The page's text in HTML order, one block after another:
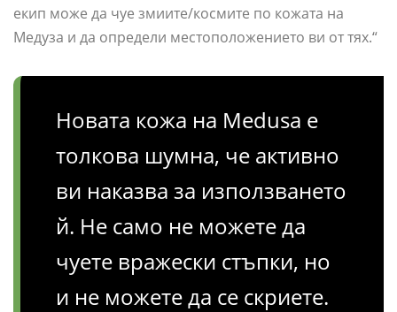
екип може да чуе змиите/космите по кожата на
Медуза и да определи местоположението ви от тях.“
Новата кожа на Medusa е
толкова шумна, че активно
ви наказва за използването
й. Не само не можете да
чуете вражески стъпки, но
и не можете да се скриете.